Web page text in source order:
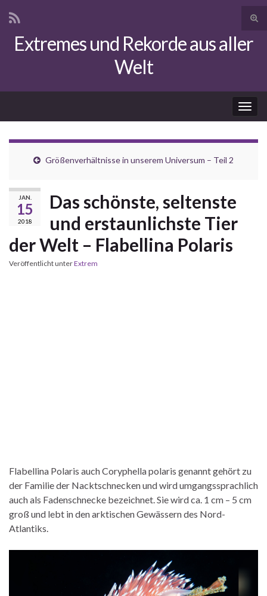
Search for:
Extremes und Rekorde aus aller
Welt
Größenverhältnisse in unserem Universum – Teil 2
JAN.
15
2018
Das schönste, seltenste
und erstaunlichste Tier
der Welt – Flabellina Polaris
Veröffentlicht unterExtrem
Flabellina Polaris auch Coryphella polaris genannt gehört zu
der Familie der Nacktschnecken und wird umgangssprachlich
auch als Fadenschnecke bezeichnet. Sie wird ca. 1 cm – 5 cm
groß und lebt in den arktischen Gewässern des Nord-
Atlantiks.